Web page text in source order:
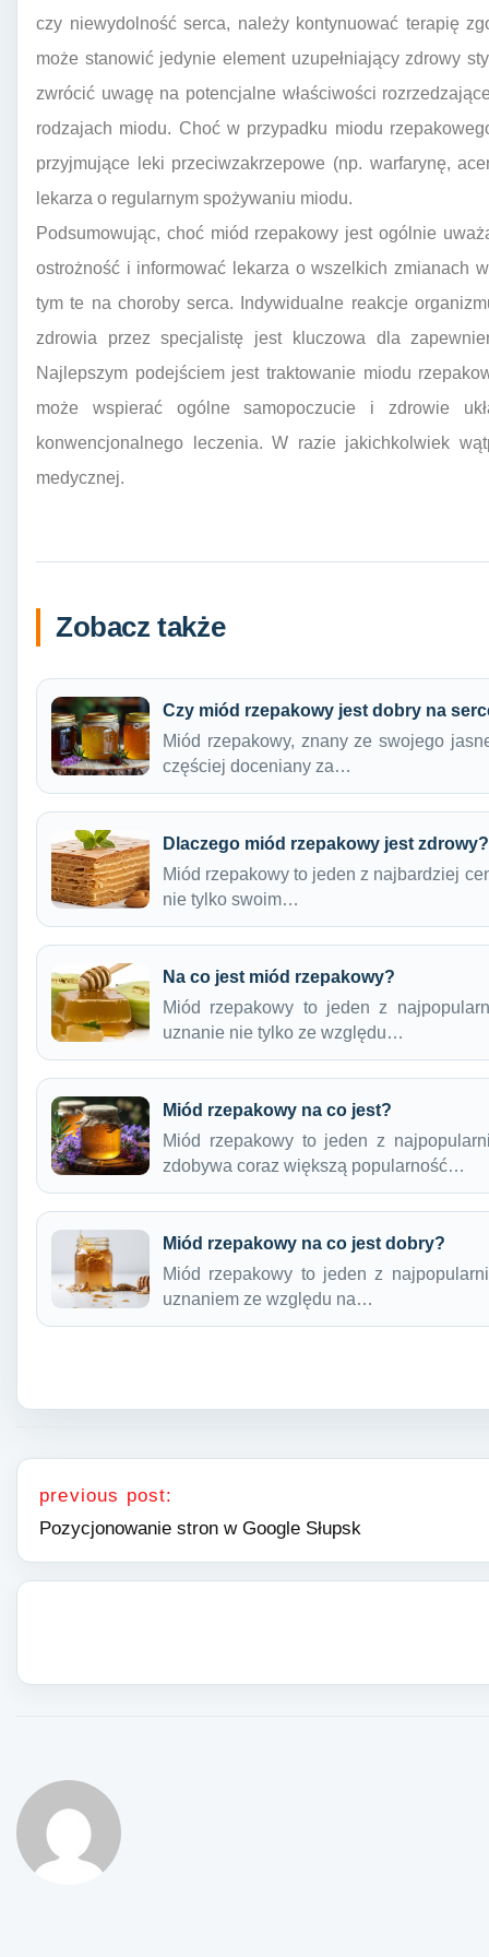
czy niewydolność serca, należy kontynuować terapię
może stanowić jedynie element uzupełniający zdrowy
zwrócić uwagę na potencjalne właściwości
rodzajach miodu. Choć w przypadku miodu
przyjmujące leki przeciwzakrzepowe (np. warfarynę,
lekarza o regularnym spożywaniu miodu.
Podsumowując, choć miód rzepakowy jest ogólnie
ostrożność i informować lekarza o wszelkich zmianach
tym te na choroby serca. Indywidualne reakcje
zdrowia przez specjalistę jest kluczowa dla
Najlepszym podejściem jest traktowanie miodu
może wspierać ogólne samopoczucie i zdrowie
konwencjonalnego leczenia. W razie jakichkolwiek
medycznej.
Zobacz także
Czy miód rzepakowy jest dobry na
Miód rzepakowy, znany ze swojego
częściej doceniany za…
Dlaczego miód rzepakowy jest zdrowy?
Miód rzepakowy to jeden z najbardziej
nie tylko swoim…
Na co jest miód rzepakowy?
Miód rzepakowy to jeden z
uznanie nie tylko ze względu…
Miód rzepakowy na co jest?
Miód rzepakowy to jeden z
zdobywa coraz większą popularność…
Miód rzepakowy na co jest dobry?
Miód rzepakowy to jeden z
uznaniem ze względu na…
Nawigacja wpisu
previous post:
Pozycjonowanie stron w Google Słupsk